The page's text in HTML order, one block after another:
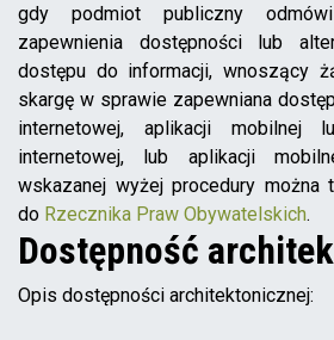
gdy podmiot publiczny
zapewnienia dostępności lub
dostępu do informacji, wnoszący
skargę w sprawie zapewniana
internetowej, aplikacji mobilnej
internetowej, lub aplikacji
wskazanej wyżej procedury można
do Rzecznika Praw Obywatelskich.
Dostępność
Opis dostępności architektonicznej: